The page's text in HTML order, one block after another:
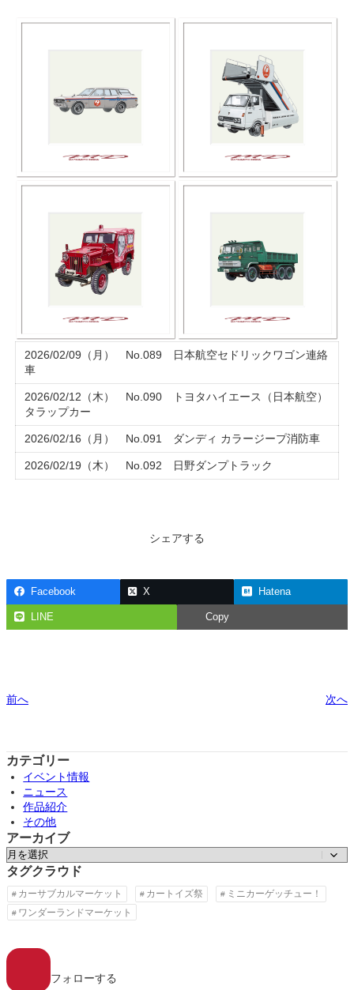
2026/02/09（月） No.089 日本航空セドリックワゴン連絡
車
2026/02/12（木） No.090 トヨタハイエース（日本航空）
タラップカー
2026/02/16（月） No.091 ダンディ カラージープ消防車
2026/02/19（木） No.092 日野ダンプトラック
シェアする
Facebook X Hatena
LINE Copy
前へ 次へ
カテゴリー
イベント情報
ニュース
作品紹介
その他
アーカイブ
ア
ー
カ
イ
ブ
タグクラウド
カーサブカルマーケット カートイズ祭
ミニカーゲッチュー！
ワンダーランドマーケット
ア
イ
ン
フォローする